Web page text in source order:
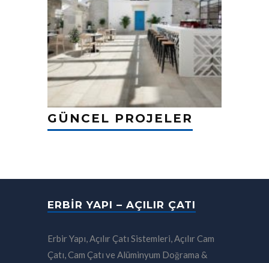
GÜNCEL PROJELER
ERBIR YAPI – AÇILIR ÇATI
Erbir Yapı, Açılır Çatı Sistemleri, Açılır Cam
Çatı, Cam Çatı ve Alüminyum Doğrama &